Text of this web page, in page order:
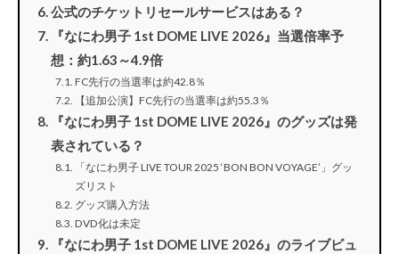
公式のチケットリセールサービスはある？
『なにわ男子 1st DOME LIVE 2026』当選倍率予
想：約1.63～4.9倍
FC先行の当選率は約42.8％
【追加公演】FC先行の当選率は約55.3％
『なにわ男子 1st DOME LIVE 2026』のグッズは発
表されている？
「なにわ男子 LIVE TOUR 2025 ‘BON BON VOYAGE’」グッ
ズリスト
グッズ購入方法
DVD化は未定
『なにわ男子 1st DOME LIVE 2026』のライブビュ